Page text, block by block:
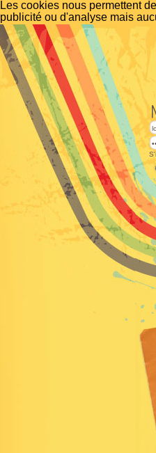
Les cookies nous permettent
publicité ou d'analyse mais